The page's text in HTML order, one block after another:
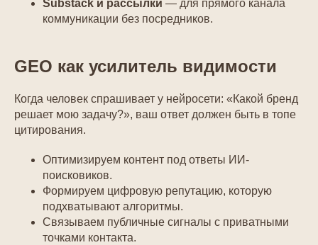
Substack и рассылки — для прямого канала
коммуникации без посредников.
GEO как усилитель видимости
Когда человек спрашивает у нейросети: «Какой бренд
решает мою задачу?», ваш ответ должен быть в топе
цитирования.
Оптимизируем контент под ответы ИИ-
поисковиков.
Формируем цифровую репутацию, которую
подхватывают алгоритмы.
Связываем публичные сигналы с приватными
точками контакта.